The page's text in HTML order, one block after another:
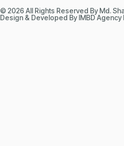
© 2026 All Rights Reserved By Md.
Design & Developed By IMBD Agency